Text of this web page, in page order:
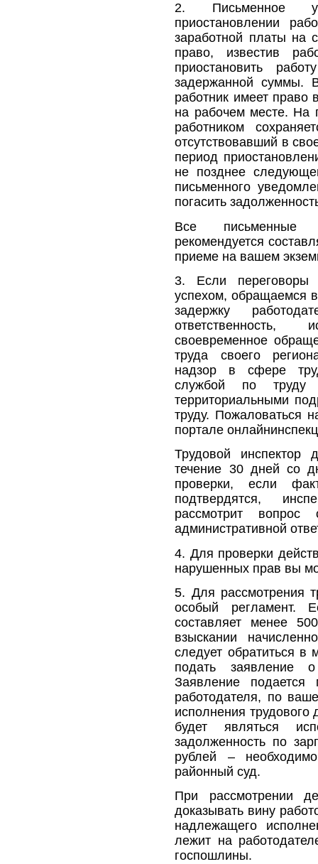
2. Письменное
приостановлении
заработной платы на
право, известив
приостановить
задержанной суммы.
работник имеет право
на рабочем месте. На
работником
отсутствовавший в
период
не позднее
письменного
погасить
Все письменные
рекомендуется
приеме на вашем
3. Если переговоры
успехом, обращаемся
задержку
своевременное
труда своего
надзор в сфере
службой по
территориальными
труду. Пожаловаться
портале
Трудовой инспектор
течение 30 дней со
проверки, если
подтвердятся,
рассмотрит вопрос
административной
4. Для проверки
нарушенных прав вы
5. Для рассмотрения
особый регламент.
составляет менее
взыскании
следует обратиться в
подать заявление
Заявление
работодателя, по
исполнения трудового
будет являться
задолженность по
рублей –
районный суд.
При рассмотрении
доказывать вину
надлежащего
лежит на
госпошлины.